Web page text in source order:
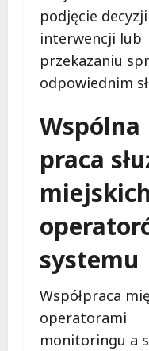
podjęcie
interwencji lub
przekazaniu
odpowiednim
Wspólna
praca
systemu
Współpraca
operatorami
monitoringu a